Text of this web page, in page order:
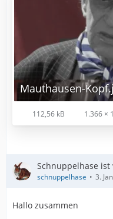
Mauthausen-
112,56 kB 1.366 ×
Schnuppelhase ist
schnuppelhase 3.
Hallo zusammen